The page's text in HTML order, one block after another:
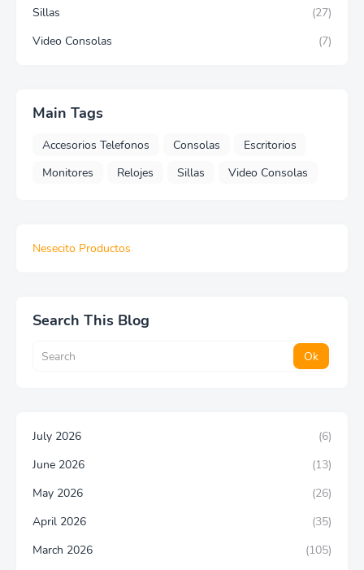
Sillas
(27)
Video Consolas
(7)
Main Tags
Accesorios Telefonos Consolas
Escritorios
Monitores
Relojes Sillas Video Consolas
Nesecito Productos
Search This Blog
July 2026
(6)
June 2026
(13)
May 2026
(26)
April 2026
(35)
March 2026
(105)